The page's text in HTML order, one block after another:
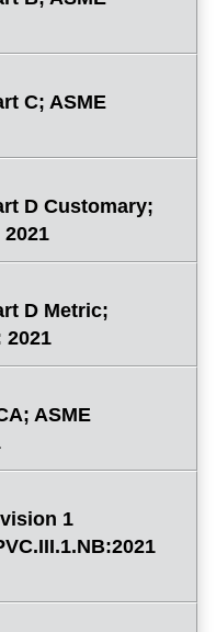
C; ASME
D Customary;
2021
D Metric;
2021
ASME
1